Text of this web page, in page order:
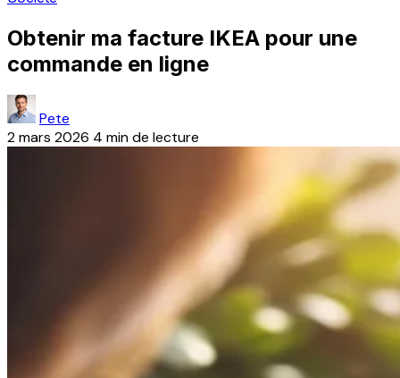
Obtenir ma facture IKEA pour une
commande en ligne
Pete
2 mars 2026 4 min de lecture